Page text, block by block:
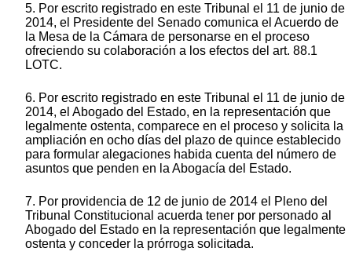
5. Por escrito registrado en este Tribunal el 11 de junio de
2014, el Presidente del Senado comunica el Acuerdo de
la Mesa de la Cámara de personarse en el proceso
ofreciendo su colaboración a los efectos del art. 88.1
LOTC.
6. Por escrito registrado en este Tribunal el 11 de junio de
2014, el Abogado del Estado, en la representación que
legalmente ostenta, comparece en el proceso y solicita la
ampliación en ocho días del plazo de quince establecido
para formular alegaciones habida cuenta del número de
asuntos que penden en la Abogacía del Estado.
7. Por providencia de 12 de junio de 2014 el Pleno del
Tribunal Constitucional acuerda tener por personado al
Abogado del Estado en la representación que legalmente
ostenta y conceder la prórroga solicitada.